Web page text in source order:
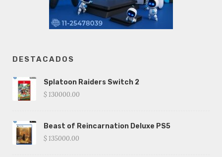
DESTACADOS
Splatoon Raiders Switch 2
$ 130000.00
Beast of Reincarnation Deluxe PS5
$ 135000.00